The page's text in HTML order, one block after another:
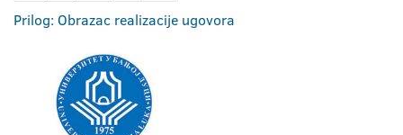
Prilog: Obrazac realizacije ugovora